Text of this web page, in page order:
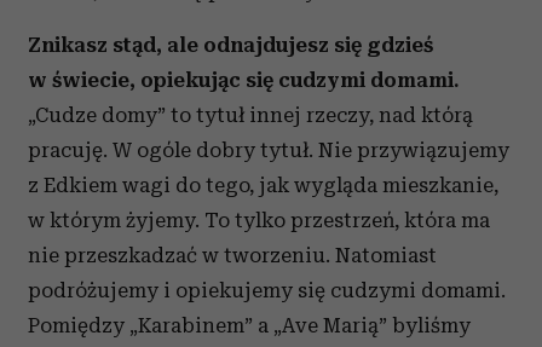
Znikasz stąd, ale odnajdujesz się gdzieś
w świecie, opiekując się cudzymi domami.
„Cudze domy” to tytuł innej rzeczy, nad którą
pracuję. W ogóle dobry tytuł. Nie przywiązujemy
z Edkiem wagi do tego, jak wygląda mieszkanie,
w którym żyjemy. To tylko przestrzeń, która ma
nie przeszkadzać w tworzeniu. Natomiast
podróżujemy i opiekujemy się cudzymi domami.
Pomiędzy „Karabinem” a „Ave Marią” byliśmy